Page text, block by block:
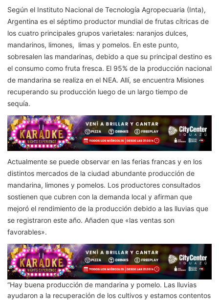
Según el Instituto Nacional de Tecnología Agropecuaria (Inta),
Argentina es el séptimo productor mundial de frutas cítricas de
los cuatro principales grupos varietales: naranjos dulces,
mandarinos, limones, limas y pomelos. En este punto,
sobresalen las mandarinas, debido a que su principal destino es
el consumo como fruta fresca. El 95% de la producción nacional
de mandarina se realiza en el NEA. Allí, se encuentra Misiones
recuperando su producción luego de un largo tiempo de
sequía.
Actualmente se puede observar en las ferias francas y en los
distintos mercados de la ciudad abundante producción de
mandarina, limones y pomelos. Los productores consultados
sostienen que cubren con la demanda local y afirman que
mejoró el rendimiento de la producción debido a las lluvias que
se registraron este año. Añaden que «las ventas son
favorables».
“Hay buena producción de mandarina y pomelo. Las lluvias
ayudaron a la recuperación de los cultivos y estamos contentos